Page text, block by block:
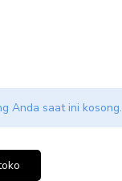
Anda saat ini kosong.